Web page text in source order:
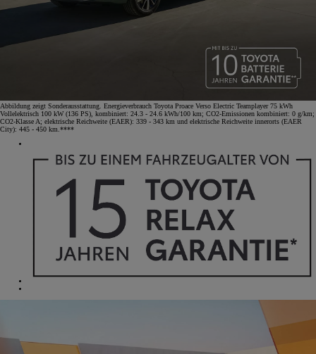
Abbildung zeigt Sonderausstattung. Energieverbrauch Toyota Proace Verso Electric Teamplayer 75 kWh
Vollelektrisch 100 kW (136 PS), kombiniert: 24.3 - 24.6 kWh/100 km; CO2-Emissionen kombiniert: 0 g/km;
CO2-Klasse A; elektrische Reichweite (EAER): 339 - 343 km und elektrische Reichweite innerorts (EAER
City): 445 - 450 km.****